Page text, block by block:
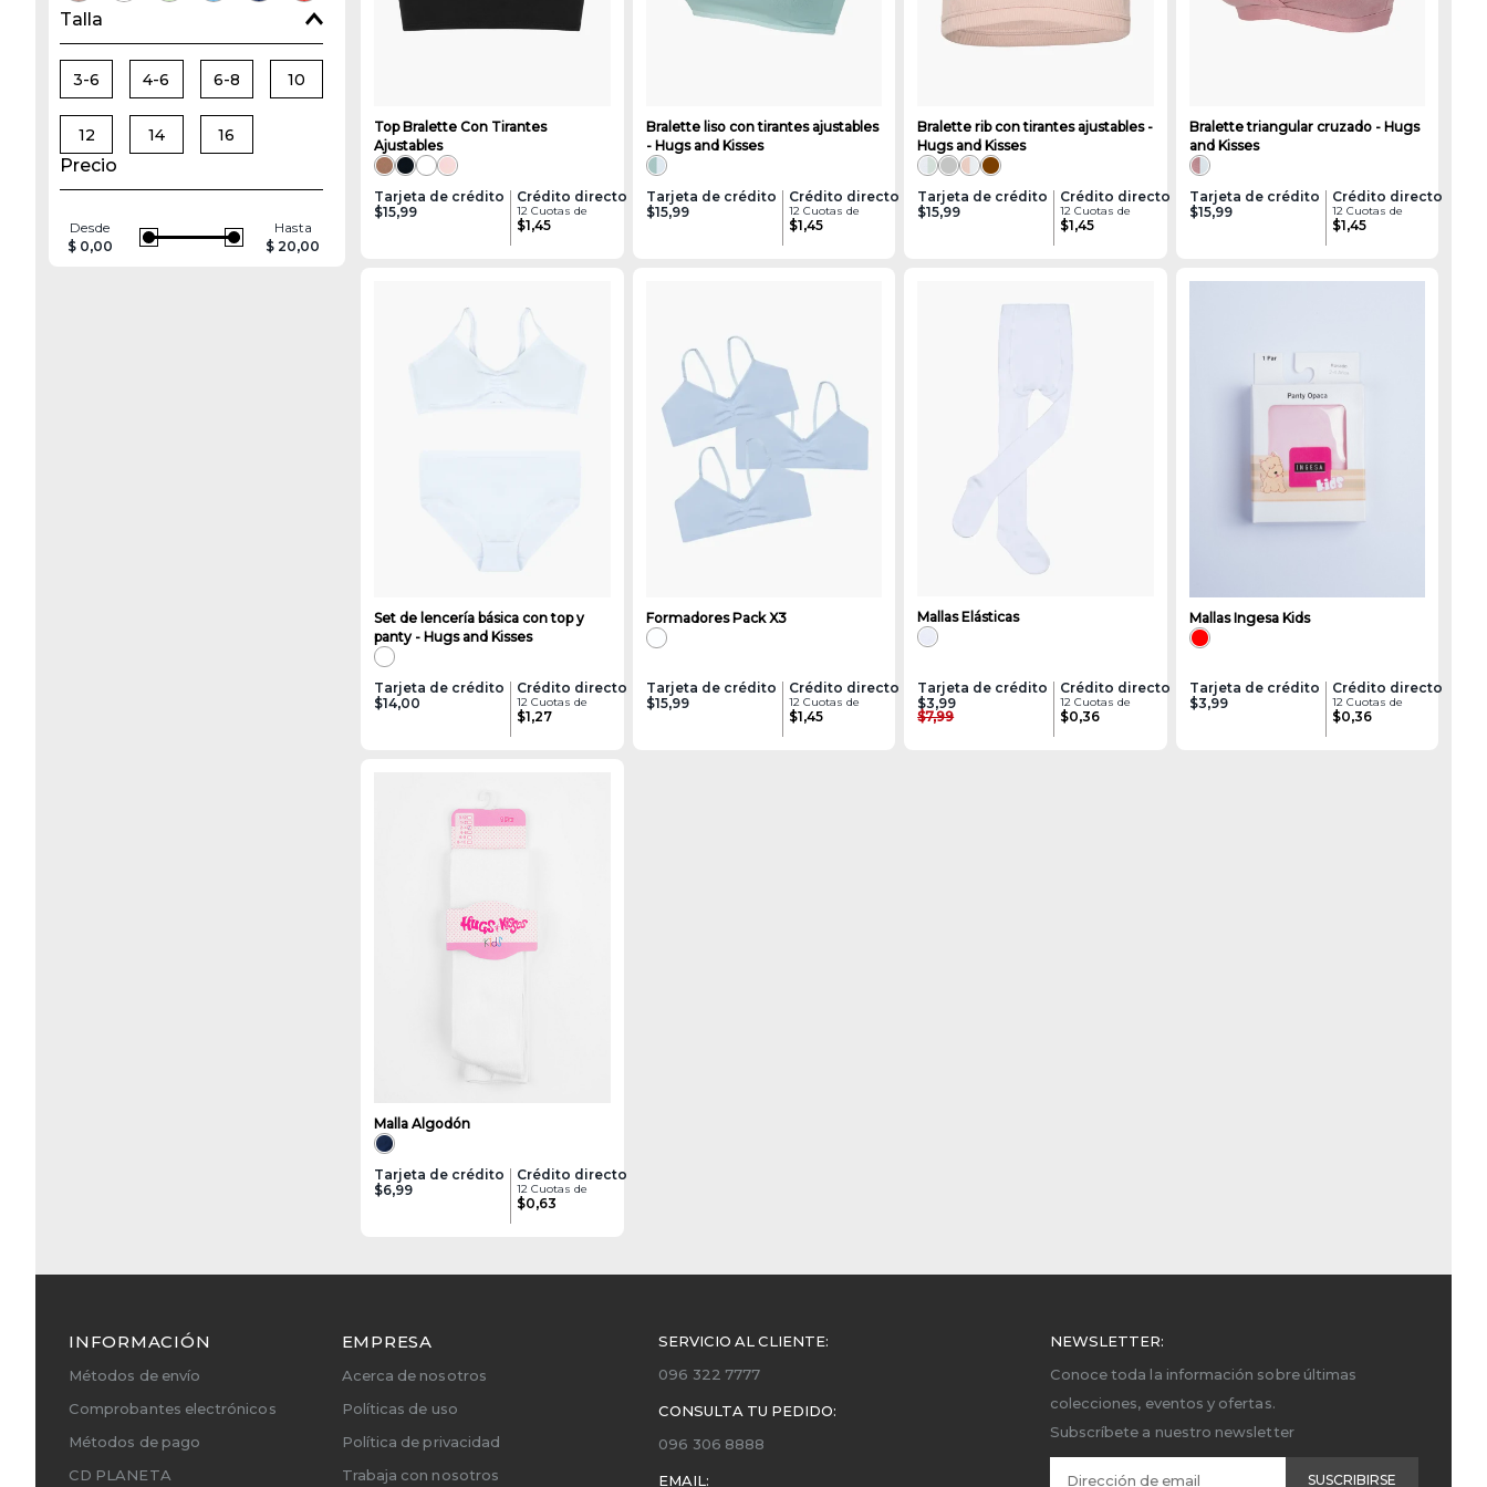
Talla
3-6 4-6 6-8 10
12 14 16
Precio
Desde
$ 0,00
Hasta
$ 20,00
Top Bralette Con Tirantes
Ajustables
Tarjeta de crédito
$15,99
Crédito directo
12 Cuotas de
$1,45
Bralette liso con tirantes ajustables
- Hugs and Kisses
Tarjeta de crédito
$15,99
Crédito directo
12 Cuotas de
$1,45
Bralette rib con tirantes ajustables -
Hugs and Kisses
Tarjeta de crédito
$15,99
Crédito directo
12 Cuotas de
$1,45
Bralette triangular cruzado - Hugs
and Kisses
Tarjeta de crédito
$15,99
Crédito directo
12 Cuotas de
$1,45
Set de lencería básica con top y
panty - Hugs and Kisses
Tarjeta de crédito
$14,00
Crédito directo
12 Cuotas de
$1,27
Formadores Pack X3
Tarjeta de crédito
$15,99
Crédito directo
12 Cuotas de
$1,45
Mallas Elásticas
Tarjeta de crédito
$3,99
$7,99
Crédito directo
12 Cuotas de
$0,36
Mallas Ingesa Kids
Tarjeta de crédito
$3,99
Crédito directo
12 Cuotas de
$0,36
Malla Algodón
Tarjeta de crédito
$6,99
Crédito directo
12 Cuotas de
$0,63
INFORMACIÓN
Métodos de envío
Comprobantes electrónicos
Métodos de pago
CD PLANETA
EMPRESA
Acerca de nosotros
Políticas de uso
Política de privacidad
Trabaja con nosotros
SERVICIO AL CLIENTE:
096 322 7777
CONSULTA TU PEDIDO:
096 306 8888
EMAIL:
NEWSLETTER:
Conoce toda la información sobre últimas
colecciones, eventos y ofertas.
Subscríbete a nuestro newsletter
SUSCRIBIRSE